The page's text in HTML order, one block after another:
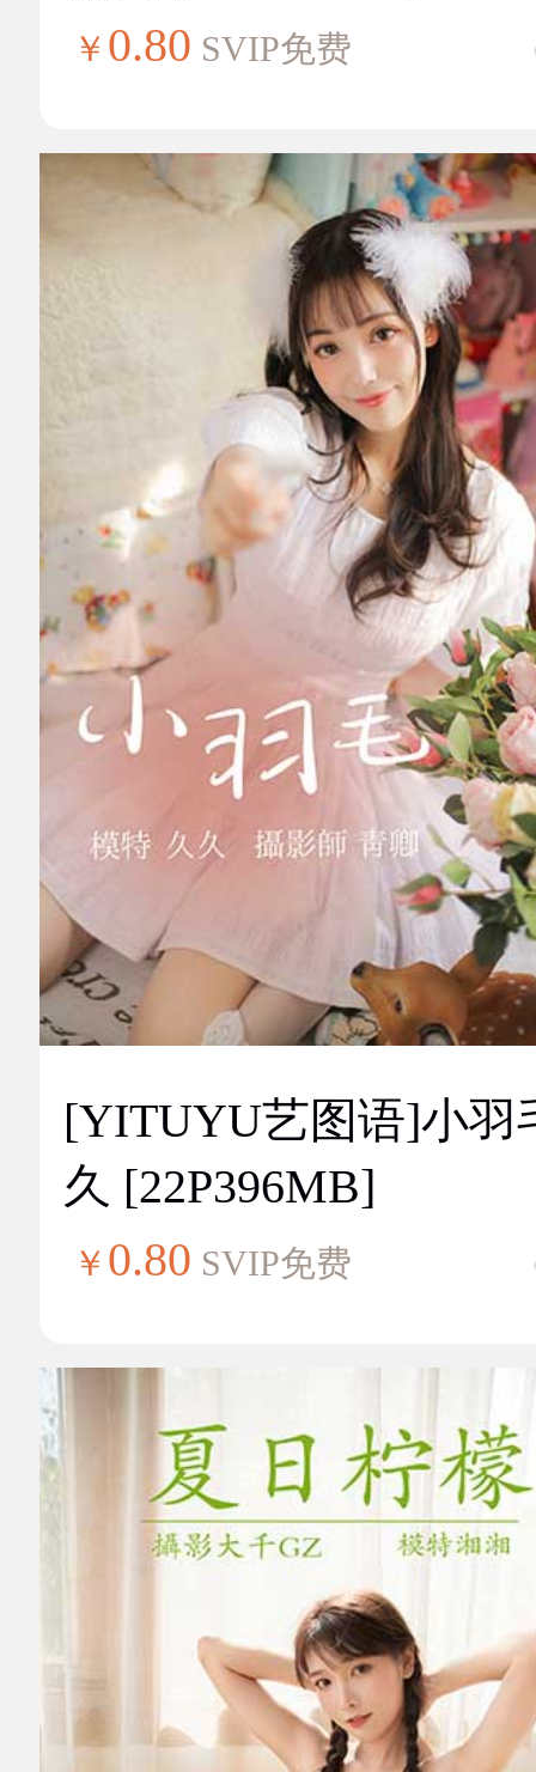
￥ 0.80 SVIP免费
[YITUYU艺图语]小羽
久 [22P396MB]
￥ 0.80 SVIP免费